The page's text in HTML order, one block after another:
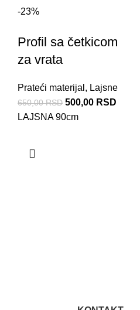
-23%
Profil sa četkicom
za vrata
Prateći materijal , Lajsne
650,00RSD 500,00 RSD
LAJSNA 90cm